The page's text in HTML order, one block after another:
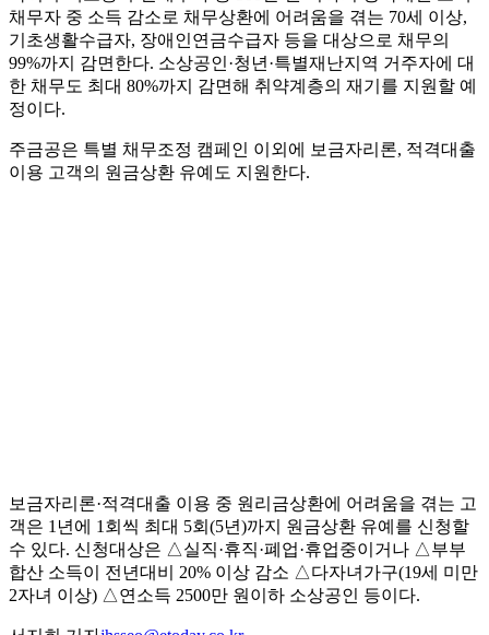
채무자 중 소득 감소로 채무상환에 어려움을 겪는 70세 이상,
기초생활수급자, 장애인연금수급자 등을 대상으로 채무의
99%까지 감면한다. 소상공인·청년·특별재난지역 거주자에 대
한 채무도 최대 80%까지 감면해 취약계층의 재기를 지원할 예
정이다.
주금공은 특별 채무조정 캠페인 이외에 보금자리론, 적격대출
이용 고객의 원금상환 유예도 지원한다.
보금자리론·적격대출 이용 중 원리금상환에 어려움을 겪는 고
객은 1년에 1회씩 최대 5회(5년)까지 원금상환 유예를 신청할
수 있다. 신청대상은 △실직·휴직·폐업·휴업중이거나 △부부
합산 소득이 전년대비 20% 이상 감소 △다자녀가구(19세 미만
2자녀 이상) △연소득 2500만 원이하 소상공인 등이다.